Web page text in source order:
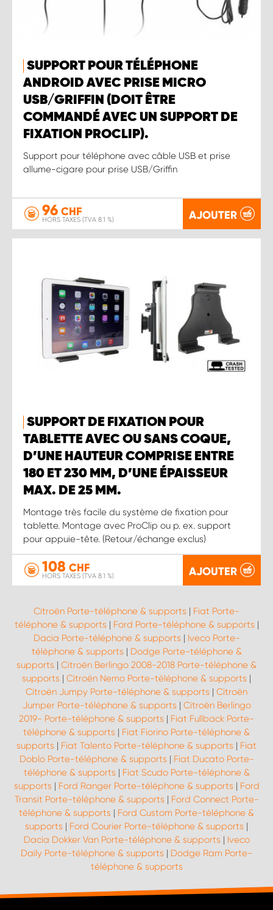
SUPPORT POUR TÉLÉPHONE
ANDROID AVEC PRISE MICRO
USB/GRIFFIN (DOIT ÊTRE
COMMANDÉ AVEC UN SUPPORT DE
FIXATION PROCLIP).
Support pour téléphone avec câble USB et prise
allume-cigare pour prise USB/Griffin
96 CHF
HORS TAXES (TVA 8.1 %) AJOUTER
SUPPORT DE FIXATION POUR
TABLETTE AVEC OU SANS COQUE,
D’UNE HAUTEUR COMPRISE ENTRE
180 ET 230 MM, D’UNE ÉPAISSEUR
MAX. DE 25 MM.
Montage très facile du système de fixation pour
tablette. Montage avec ProClip ou p. ex. support
pour appuie-tête. (Retour/échange exclus)
108 CHF
HORS TAXES (TVA 8.1 %) AJOUTER
Citroën Porte-téléphone & supports | Fiat Porte-
téléphone & supports | Ford Porte-téléphone & supports |
Dacia Porte-téléphone & supports | Iveco Porte-
téléphone & supports | Dodge Porte-téléphone &
supports | Citroën Berlingo 2008-2018 Porte-téléphone &
supports | Citroën Nemo Porte-téléphone & supports |
Citroën Jumpy Porte-téléphone & supports | Citroën
Jumper Porte-téléphone & supports | Citroën Berlingo
2019- Porte-téléphone & supports | Fiat Fullback Porte-
téléphone & supports | Fiat Fiorino Porte-téléphone &
supports | Fiat Talento Porte-téléphone & supports | Fiat
Doblo Porte-téléphone & supports | Fiat Ducato Porte-
téléphone & supports | Fiat Scudo Porte-téléphone &
supports | Ford Ranger Porte-téléphone & supports | Ford
Transit Porte-téléphone & supports | Ford Connect Porte-
téléphone & supports | Ford Custom Porte-téléphone &
supports | Ford Courier Porte-téléphone & supports |
Dacia Dokker Van Porte-téléphone & supports | Iveco
Daily Porte-téléphone & supports | Dodge Ram Porte-
téléphone & supports